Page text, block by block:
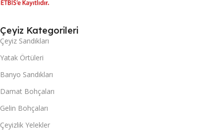
Çeyiz Kategorileri
Çeyiz Sandıkları
Yatak Örtüleri
Banyo Sandıkları
Damat Bohçaları
Gelin Bohçaları
Çeyizlik Yelekler